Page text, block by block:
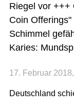
Riegel vor +++
Coin
Schimmel
Karies:
17. Februar
Deutschland